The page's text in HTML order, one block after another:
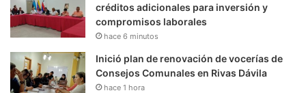
créditos adicionales para inversión y
compromisos laborales
hace 6 minutos
Inició plan de renovación de vocerías de
Consejos Comunales en Rivas Dávila
hace 1 hora